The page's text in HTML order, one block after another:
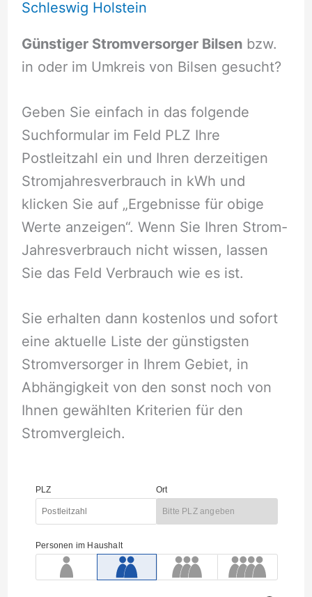
Schleswig Holstein
Günstiger Stromversorger Bilsenbzw.
in oder im Umkreis von Bilsen gesucht?
Geben Sie einfach in das folgende
Suchformular im Feld PLZ Ihre
Postleitzahl ein und Ihren derzeitigen
Stromjahresverbrauch in kWh und
klicken Sie auf „Ergebnisse für obige
Werte anzeigen“. Wenn Sie Ihren Strom-
Jahresverbrauch nicht wissen, lassen
Sie das Feld Verbrauch wie es ist.
Sie erhalten dann kostenlos und sofort
eine aktuelle Liste der günstigsten
Stromversorger in Ihrem Gebiet, in
Abhängigkeit von den sonst noch von
Ihnen gewählten Kriterien für den
Stromvergleich.